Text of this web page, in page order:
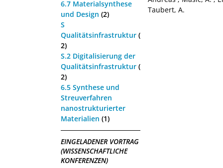
6.7 Materialsynthese
und Design (2)
S
Qualitätsinfrastruktur (
2)
S.2 Digitalisierung der
Qualitätsinfrastruktur (
2)
6.5 Synthese und
Streuverfahren
nanostrukturierter
Materialien (1)
EINGELADENER VORTRAG
(WISSENSCHAFTLICHE
KONFERENZEN)
Taubert, A.